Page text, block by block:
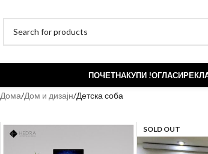
ПОЧЕТНАКУПИ !ОГЛАСИ
Дома Дом и дизајн Детска соба
SOLD OUT